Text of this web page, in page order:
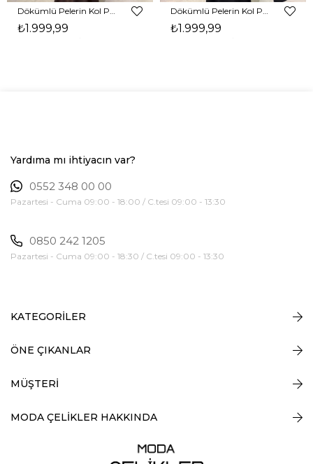
Dökümlü Pelerin Kol Pencere Detaylı Maxi Kahverengi Arlev Kadın Elbise 26Y511
₺1.999,99
Dökümlü Pelerin Kol Pencere Detaylı Maxi Siyah Arlev Kadın Elbise 26Y511
₺1.999,99
Yardıma mı ihtiyacın var?
0552 348 00 00
Pazartesi - Cuma 09:00 - 18:00 / C.tesi 09:00 - 13:30
0850 242 1205
Pazartesi - Cuma 09:00 - 18:30 / C.tesi 09:00 - 13:30
KATEGORİLER
ÖNE ÇIKANLAR
MÜŞTERİ
MODA ÇELİKLER HAKKINDA